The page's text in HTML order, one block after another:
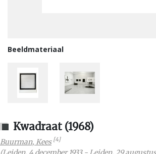
Beeldmateriaal
Kwadraat (1968)
Buurman, Kees [4]